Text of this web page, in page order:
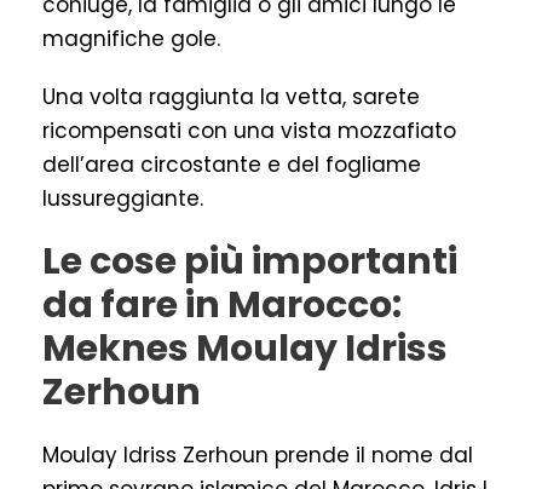
magnifiche gole.
Una volta raggiunta la vetta, sarete
ricompensati con una vista mozzafiato
dell’area circostante e del fogliame
lussureggiante.
Le cose più importanti
da fare in Marocco:
Meknes Moulay Idriss
Zerhoun
Moulay Idriss Zerhoun prende il nome dal